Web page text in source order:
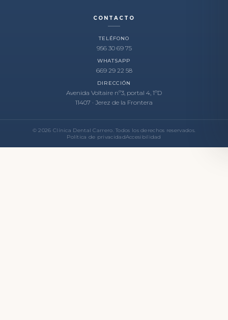
CONTACTO
TELÉFONO
956 30 69 75
WHATSAPP
669 29 22 58
DIRECCIÓN
Avenida Voltaire nº3, portal 4, 1ºD
11407 · Jerez de la Frontera
© 2026 Clínica Dental Carrero. Todos los derechos reservados.
Política de privacidadAccesibilidad